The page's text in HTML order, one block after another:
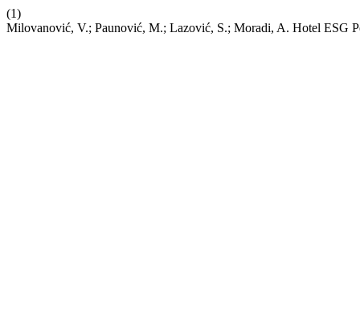
(1)
Milovanović, V.; Paunović, M.; Lazović, S.; Moradi, A. Hotel ESG